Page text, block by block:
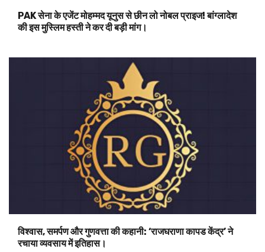
PAK सेना के एजेंट मोहम्मद यूनुस से छीन लो नोबल प्राइज! बांग्लादेश
की इस मुस्लिम हस्ती ने कर दी बड़ी मांग।
विश्वास, समर्पण और गुणवत्ता की कहानी: ‘राजघराणा कापड केंद्र’ ने
रचाया व्यवसाय में इतिहास।